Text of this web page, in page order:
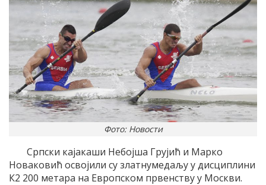
Фото: Новости
Српски кајакаши Небојша Грујић и Марко
Новаковић освојили су златнумедаљу у дисциплини
К2 200 метара на Европском првенству у Москви.